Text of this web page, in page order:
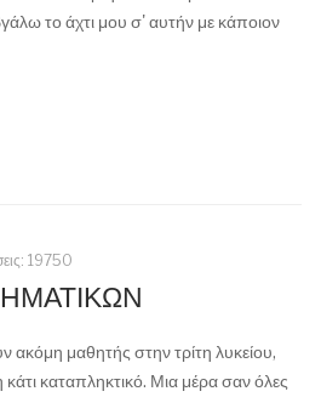
το άχτι μου σ' αυτήν με κάποιον
19750
ακόμη μαθητής στην τρίτη λυκείου,
καταπληκτικό. Μια μέρα σαν όλες